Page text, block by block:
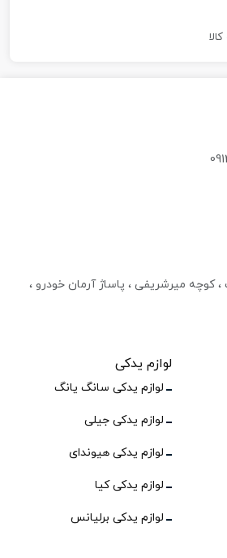
کوچه میرشریفی ، پاساژ آرمان خودرو ،
لوازم یدکی
لوازم یدکی سانگ یانگ
لوازم یدکی جیلی
لوازم یدکی هیوندای
لوازم یدکی کیا
لوازم یدکی برلیانس